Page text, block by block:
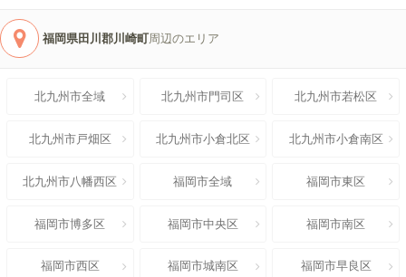
福岡県田川郡川崎町周辺のエリア
北九州市全域 北九州市門司区 北九州市若松区
北九州市戸畑区 北九州市小倉北区 北九州市小倉南区
北九州市八幡西区 福岡市全域 福岡市東区
福岡市博多区 福岡市中央区 福岡市南区
福岡市西区 福岡市城南区 福岡市早良区